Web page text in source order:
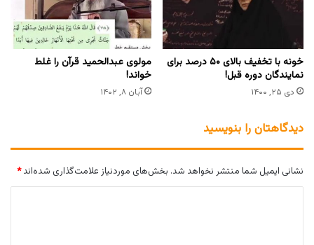
خونه با تخفیف بالای ۵۰ درصد برای
نمایندگان دوره قبل!
دی ۲۵, ۱۴۰۰
مولوی عبدالحمید قرآن را غلط
خواند!
آبان ۸, ۱۴۰۲
دیدگاهتان را بنویسید
نشانی ایمیل شما منتشر نخواهد شد. بخش‌های موردنیاز علامت‌گذاری شده‌اند*